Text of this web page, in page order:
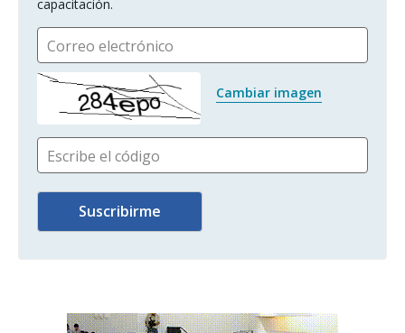
capacitación.
Correo electrónico
Cambiar imagen
Escribe el código